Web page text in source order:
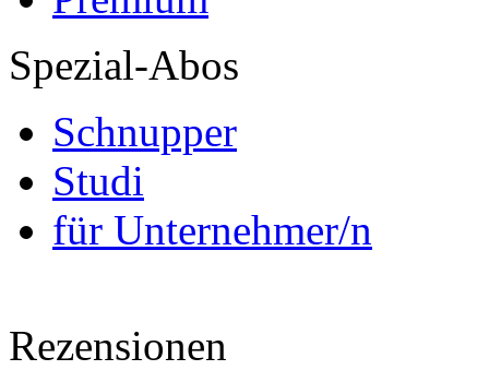
Spezial-Abos
Schnupper
Studi
für Unternehmer/n
Rezensionen